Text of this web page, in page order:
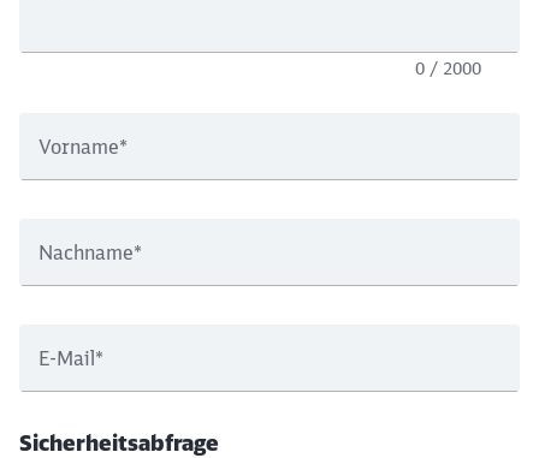
0 / 2000
Vorname*
Nachname*
E-Mail*
Sicherheitsabfrage